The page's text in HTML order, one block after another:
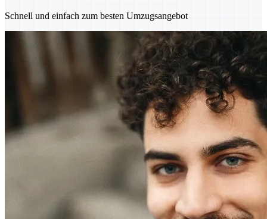
Schnell und einfach zum besten Umzugsangebot